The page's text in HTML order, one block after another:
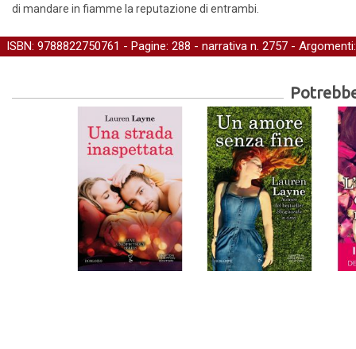
di mandare in fiamme la reputazione di entrambi.
ISBN: 9788822750761 - Pagine: 288 - narrativa n. 2757 -